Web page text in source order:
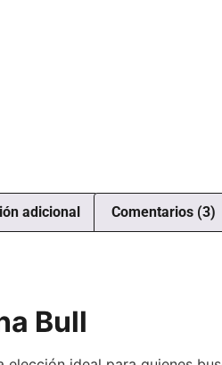
adicional Comentarios (3)
Bull